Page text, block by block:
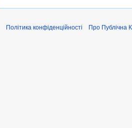
Політика конфіденційності Про Публiчна